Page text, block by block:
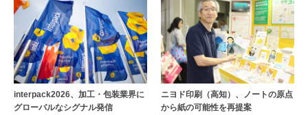
interpack2026、加工・包装業界に
グローバルなシグナル発信
ニヨド印刷（高知）、ノートの原点
から紙の可能性を再提案